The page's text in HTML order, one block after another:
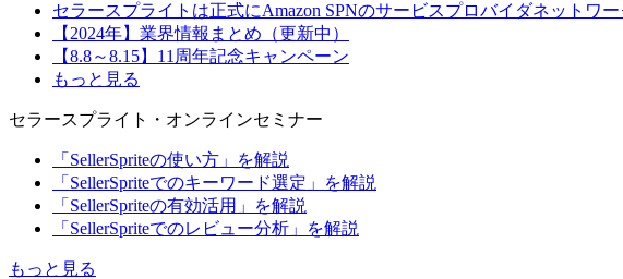
セラースプライトは正式にAmazon SPNのサービスプロバイダネットワ
【2024年】業界情報まとめ（更新中）
【8.8～8.15】11周年記念キャンペーン
もっと見る
セラースプライト・オンラインセミナー
「SellerSpriteの使い方」を解説
「SellerSpriteでのキーワード選定」を解説
「SellerSpriteの有効活用」を解説
「SellerSpriteでのレビュー分析」を解説
もっと見る